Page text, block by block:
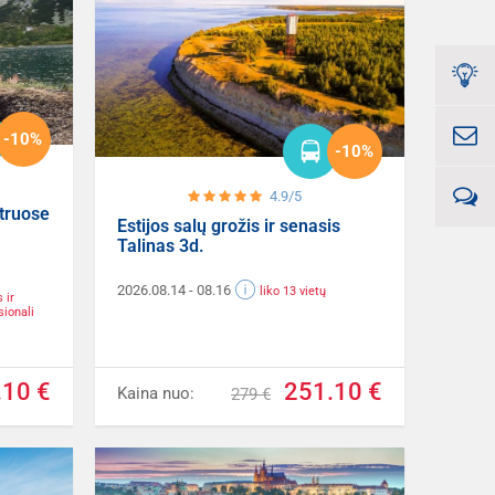
-10%
ir
€
4.9/5
-10%
Estijos salų grožis ir senasis
Talinas 3d.
2026.08.14 - 08.16 liko 13 vietų
Kaina nuo: 279 € 251.10 €